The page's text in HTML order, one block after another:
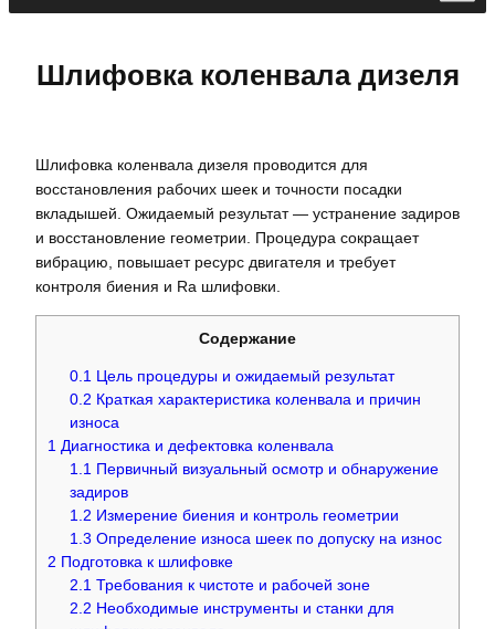
Шлифовка коленвала дизеля
Шлифовка коленвала дизеля проводится для
восстановления рабочих шеек и точности посадки
вкладышей. Ожидаемый результат — устранение задиров
и восстановление геометрии. Процедура сокращает
вибрацию, повышает ресурс двигателя и требует
контроля биения и Ra шлифовки.
Содержание
0.1 Цель процедуры и ожидаемый результат
0.2 Краткая характеристика коленвала и причин
износа
1 Диагностика и дефектовка коленвала
1.1 Первичный визуальный осмотр и обнаружение
задиров
1.2 Измерение биения и контроль геометрии
1.3 Определение износа шеек по допуску на износ
2 Подготовка к шлифовке
2.1 Требования к чистоте и рабочей зоне
2.2 Необходимые инструменты и станки для